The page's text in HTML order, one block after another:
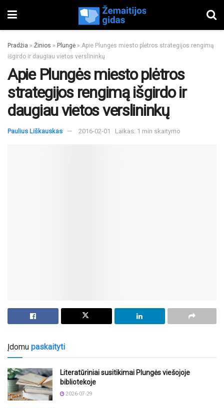
Pradžia » Žinios » Plungė » Apie Plungės miesto plėtros strategijos rengimą
išgirdo ir daugiau vietos verslininkų
Apie Plungės miesto plėtros
strategijos rengimą išgirdo ir
daugiau vietos verslininkų
Paulius Liškauskas 2016-02-01 Laikas: 1 min skaitymo
Įdomu paskaityti
Literatūriniai susitikimai Plungės viešojoje
bibliotekoje
2026-07-29